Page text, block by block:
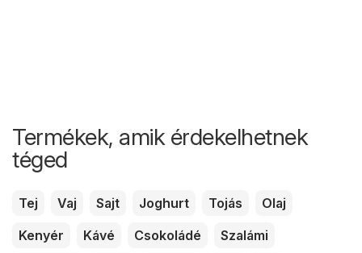
Termékek, amik érdekelhetnek
téged
Tej Vaj Sajt Joghurt Tojás
Olaj
Kenyér
Kávé Csokoládé
Szalámi